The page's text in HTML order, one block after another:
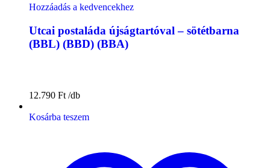
Hozzáadás a kedvencekhez
Utcai postaláda újságtartóval – sötétbarna
(BBL) (BBD) (BBA)
12.790 Ft
Kosárba teszem